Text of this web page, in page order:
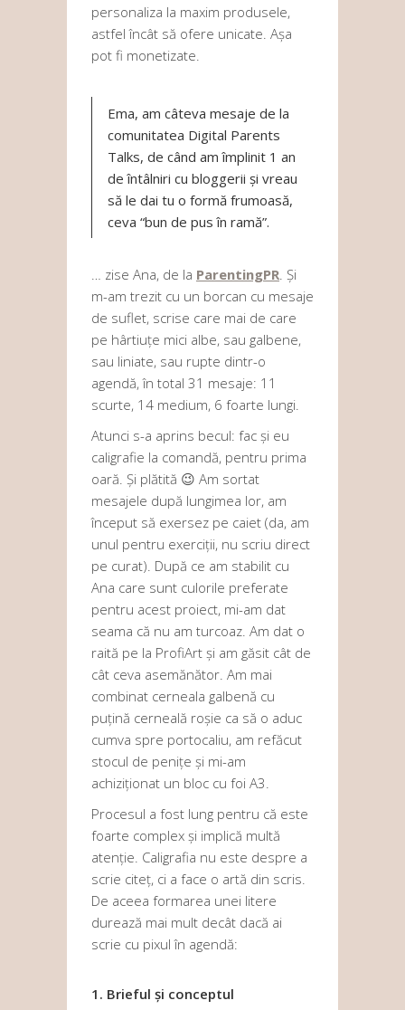
personaliza la maxim produsele,
astfel încât să ofere unicate. Așa
pot fi monetizate.
Ema, am câteva mesaje de la
comunitatea Digital Parents
Talks, de când am împlinit 1 an
de întâlniri cu bloggerii și vreau
să le dai tu o formă frumoasă,
ceva “bun de pus în ramă”.
… zise Ana, de la ParentingPR. Și
m-am trezit cu un borcan cu mesaje
de suflet, scrise care mai de care
pe hârtiuțe mici albe, sau galbene,
sau liniate, sau rupte dintr-o
agendă, în total 31 mesaje: 11
scurte, 14 medium, 6 foarte lungi.
Atunci s-a aprins becul: fac și eu
caligrafie la comandă, pentru prima
oară. Și plătită 😉 Am sortat
mesajele după lungimea lor, am
început să exersez pe caiet (da, am
unul pentru exerciții, nu scriu direct
pe curat). După ce am stabilit cu
Ana care sunt culorile preferate
pentru acest proiect, mi-am dat
seama că nu am turcoaz. Am dat o
raită pe la ProfiArt și am găsit cât de
cât ceva asemănător. Am mai
combinat cerneala galbenă cu
puțină cerneală roșie ca să o aduc
cumva spre portocaliu, am refăcut
stocul de penițe și mi-am
achiziționat un bloc cu foi A3.
Procesul a fost lung pentru că este
foarte complex și implică multă
atenție. Caligrafia nu este despre a
scrie citeț, ci a face o artă din scris.
De aceea formarea unei litere
durează mai mult decât dacă ai
scrie cu pixul în agendă:
1. Brieful și conceptul